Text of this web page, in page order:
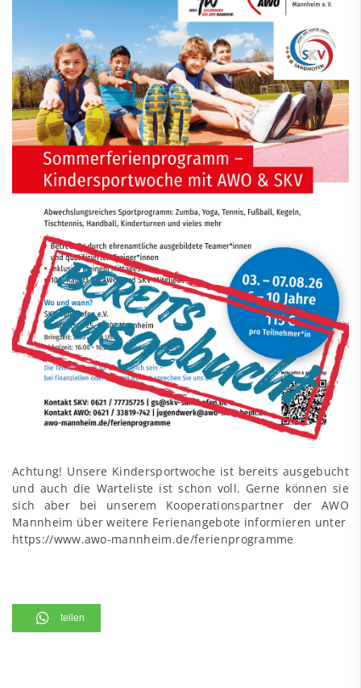
Achtung! Unsere Kindersportwoche ist bereits ausgebucht
und auch die Warteliste ist schon voll. Gerne können sie
sich aber bei unserem Kooperationspartner der AWO
Mannheim über weitere Ferienangebote informieren unter
https://www.awo-mannheim.de/ferienprogramme
teilen